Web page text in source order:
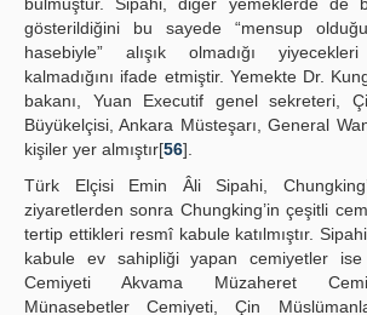
gösterildiğini bu sayede “mensup
hasebiyle” alışık olmadığı
kalmadığını ifade etmiştir. Yemekte Dr.
bakanı, Yuan Executif genel sekreteri,
Büyükelçisi, Ankara Müsteşarı, General
kişiler yer almıştır[56].
Türk Elçisi Emin Âli Sipahi,
ziyaretlerden sonra Chungking’in çeşitli
tertip ettikleri resmî kabule katılmıştır.
kabule ev sahipliği yapan cemiyetler
Cemiyeti Akvama Müzaheret
Münasebetler Cemiyeti, Çin